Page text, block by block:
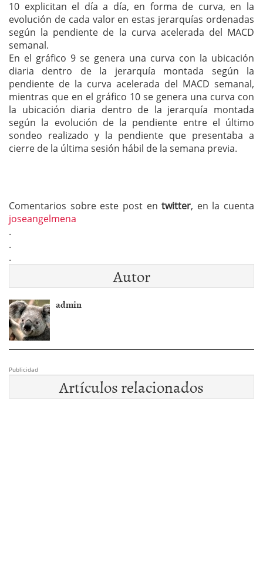
10 explicitan el día a día, en forma de curva, en la
evolución de cada valor en estas jerarquías ordenadas
según la pendiente de la curva acelerada del MACD
semanal.
En el gráfico 9 se genera una curva con la ubicación
diaria dentro de la jerarquía montada según la
pendiente de la curva acelerada del MACD semanal,
mientras que en el gráfico 10 se genera una curva con
la ubicación diaria dentro de la jerarquía montada
según la evolución de la pendiente entre el último
sondeo realizado y la pendiente que presentaba a
cierre de la última sesión hábil de la semana previa.
Comentarios sobre este post entwitter, en la cuenta
joseangelmena
.
.
.
Autor
admin
Publicidad
Artículos relacionados